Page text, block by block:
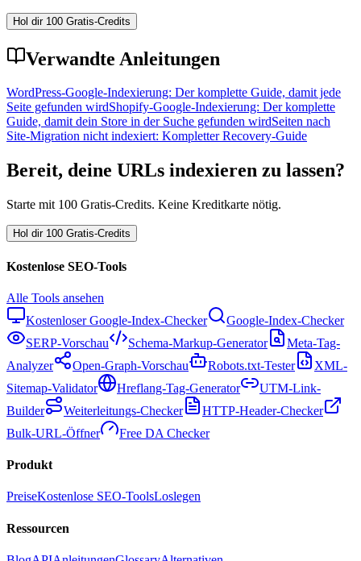
Hol dir 100 Gratis-Credits
Verwandte Anleitungen
WordPress-Google-Indexierung: Der komplette Guide, damit jede
Seite gefunden wirdShopify-Google-Indexierung: Der komplette
Guide, damit dein Store in der Suche gefunden wirdSeiten nach
Site-Migration nicht indexiert: Kompletter Recovery-Guide
Bereit, deine URLs indexieren zu lassen?
Starte mit 100 Gratis-Credits. Keine Kreditkarte nötig.
Hol dir 100 Gratis-Credits
Kostenlose SEO-Tools
Alle Tools ansehen
Kostenloser Google-Index-Checker
Google-Index-Checker
SERP-Vorschau
Schema-Markup-Generator
Meta-Tag-
Analyzer
Open-Graph-Vorschau Robots.txt-Tester
XML-
Sitemap-Validator
Hreflang-Tag-Generator
UTM-Link-
Builder
Weiterleitungs-Checker
HTTP-Header-Checker
Bulk-URL-Öffner
Free DA Checker
Produkt
PreiseKostenlose SEO-ToolsLoslegen
Ressourcen